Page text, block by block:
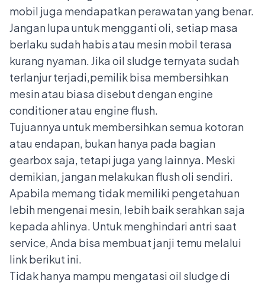
mobil juga mendapatkan perawatan yang benar.
Jangan lupa untuk mengganti oli, setiap masa
berlaku sudah habis atau mesin mobil terasa
kurang nyaman. Jika oil sludge ternyata sudah
terlanjur terjadi,pemilik bisa membersihkan
mesin atau biasa disebut dengan engine
conditioner atau engine flush.
Tujuannya untuk membersihkan semua kotoran
atau endapan, bukan hanya pada bagian
gearbox saja, tetapi juga yang lainnya. Meski
demikian, jangan melakukan flush oli sendiri.
Apabila memang tidak memiliki pengetahuan
lebih mengenai mesin, lebih baik serahkan saja
kepada ahlinya. Untuk menghindari antri saat
service, Anda bisa membuat janji temu melalui
link berikut ini
Tidak hanya mampu mengatasi oil sludge di